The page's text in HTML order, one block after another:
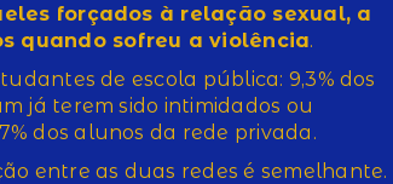
forçados à relação sexual, a
quando sofreu a violência.
de escola pública: 9,3% dos
já terem sido intimidados ou
dos alunos da rede privada.
entre as duas redes é semelhante.